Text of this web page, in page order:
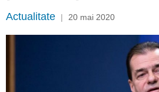
Actualitate | 20 mai 2020